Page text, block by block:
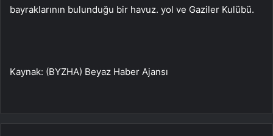
bayraklarının bulunduğu bir havuz. yol ve Gaziler Kulübü.
Kaynak: (BYZHA) Beyaz Haber Ajansı